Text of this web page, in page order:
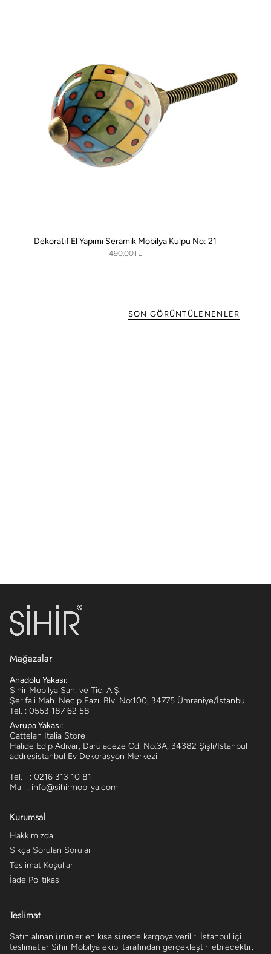
Dekoratif El Yapımı Seramik Mobilya Kulpu No: 21
490.00TL
SON GÖRÜNTÜLENENLER
Mağazalar
Anadolu Yakası:
Sihir Mobilya San. ve Tic. A.Ş.
Şerifali Mah. Necip Fazıl Blv. No:100, 34775 Ümraniye/İstanbul
Tel. : 0553 187 62 58
Avrupa Yakası:
Cattelan Italia Store
Halide Edip Adıvar, Darülaceze Cd. No:3A, 34382 Şişli/İstanbul
addresistanbul Ev Dekorasyon Merkezi
Tel. : 0216 313 10 81
Mail : info@sihirmobilya.com
Kurumsal
Hakkımızda
Sıkça Sorulan Sorular
Teslimat Koşulları
İade Politikası
Teslimat
Satın alınan ürünler en kısa sürede kargoya verilir. İstanbul içi
teslimatlar Sihir Mobilya ekibi tarafından gerçekleştirilebilecektir.